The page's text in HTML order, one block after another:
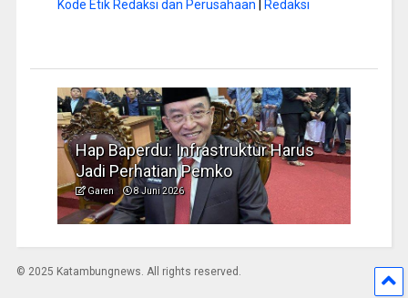
Kode Etik Redaksi dan Perusahaan
Redaksi
Hap Baperdu: Infrastruktur Harus
Jadi Perhatian Pemko
Garen 8 Juni 2026
© 2025 Katambungnews. All rights reserved.